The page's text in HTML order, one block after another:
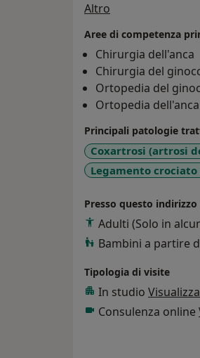
Altro
Aree di competenza
Chirurgia dell'anca
Chirurgia del
Ortopedia del
Ortopedia dell'anca
Principali patologie
Coxartrosi (artrosi
Legamento
Presso questo
Adulti (Solo in
Bambini a partire
Tipologia di visite
In studio
Consulenza online